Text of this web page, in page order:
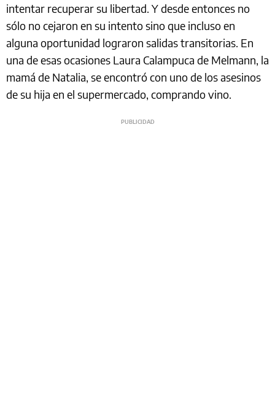
intentar recuperar su libertad. Y desde entonces no
sólo no cejaron en su intento sino que incluso en
alguna oportunidad lograron salidas transitorias. En
una de esas ocasiones Laura Calampuca de Melmann, la
mamá de Natalia, se encontró con uno de los asesinos
de su hija en el supermercado, comprando vino.